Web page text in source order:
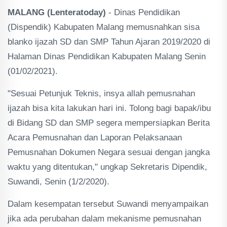
MALANG (Lenteratoday) - Dinas Pendidikan
(Dispendik) Kabupaten Malang memusnahkan sisa
blanko ijazah SD dan SMP Tahun Ajaran 2019/2020 di
Halaman Dinas Pendidikan Kabupaten Malang Senin
(01/02/2021).
"Sesuai Petunjuk Teknis, insya allah pemusnahan
ijazah bisa kita lakukan hari ini. Tolong bagi bapak/ibu
di Bidang SD dan SMP segera mempersiapkan Berita
Acara Pemusnahan dan Laporan Pelaksanaan
Pemusnahan Dokumen Negara sesuai dengan jangka
waktu yang ditentukan," ungkap Sekretaris Dipendik,
Suwandi, Senin (1/2/2020).
Dalam kesempatan tersebut Suwandi menyampaikan
jika ada perubahan dalam mekanisme pemusnahan